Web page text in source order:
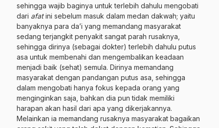
sehingga wajib baginya untuk terlebih dahulu mengobati
dari afatini sebelum masuk dalam medan dakwah; yaitu
banyaknya para da’i yang memandang masyarakat
sedang terjangkit penyakit sangat parah rusaknya,
sehingga dirinya (sebagai dokter) terlebih dahulu putus
asa untuk membenahi dan mengembalikan keadaan
menjadi baik (sehat) semula. Dirinya memandang
masyarakat dengan pandangan putus asa, sehingga
dalam mengobati hanya fokus kepada orang yang
menginginkan saja, bahkan dia pun tidak memiliki
harapan akan hasil dari apa yang dikerjakannya.
Melainkan ia memandang rusaknya masyarakat bagaikan